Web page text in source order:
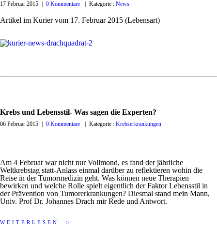
17 Februar 2015 0 Kommentare Kategorie : News
Artikel im Kurier vom 17. Februar 2015 (Lebensart)
Krebs und Lebensstil- Was sagen die Experten?
06 Februar 2015 0 Kommentare Kategorie : Krebserkrankungen
Am 4 Februar war nicht nur Vollmond, es fand der jährliche
Weltkrebstag statt-Anlass einmal darüber zu reflektieren wohin die
Reise in der Tumormedizin geht. Was können neue Therapien
bewirken und welche Rolle spielt eigentlich der Faktor Lebensstil in
der Prävention von Tumorerkrankungen? Diesmal stand mein Mann,
Univ. Prof Dr. Johannes Drach mir Rede und Antwort.
WEITERLESEN ->